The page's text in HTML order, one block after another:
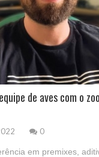
de aves com o
0
em premixes,